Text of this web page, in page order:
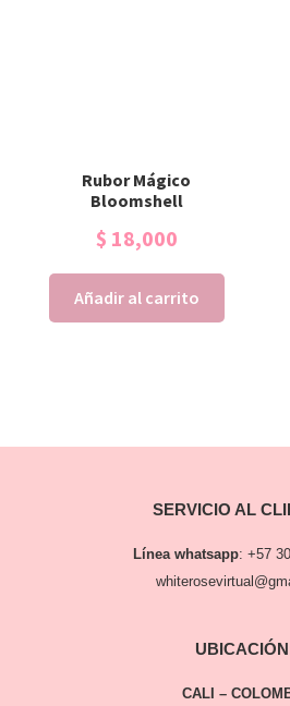
Rubor Mágico
Bloomshell
$ 18,000
Añadir al carrito
SERVICIO AL
Línea whatsapp: +57
CALI –